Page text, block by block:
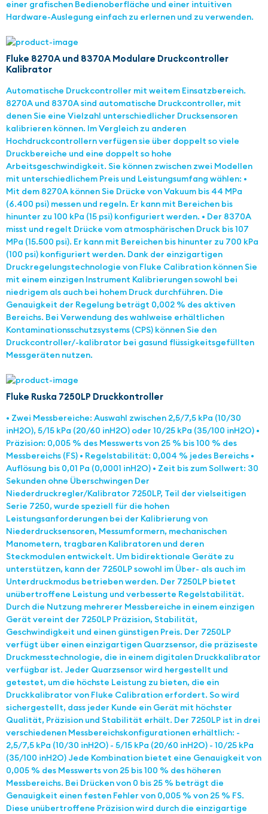
einer grafischen Bedienoberfläche und einer intuitiven
Hardware-Auslegung einfach zu erlernen und zu verwenden.
Fluke 8270A und 8370A Modulare Druckcontroller
Kalibrator
Automatische Druckcontroller mit weitem Einsatzbereich.
8270A und 8370A sind automatische Druckcontroller, mit
denen Sie eine Vielzahl unterschiedlicher Drucksensoren
kalibrieren können. Im Vergleich zu anderen
Hochdruckcontrollern verfügen sie über doppelt so viele
Druckbereiche und eine doppelt so hohe
Arbeitsgeschwindigkeit. Sie können zwischen zwei Modellen
mit unterschiedlichem Preis und Leistungsumfang wählen: •
Mit dem 8270A können Sie Drücke von Vakuum bis 44 MPa
(6.400 psi) messen und regeln. Er kann mit Bereichen bis
hinunter zu 100 kPa (15 psi) konfiguriert werden. • Der 8370A
misst und regelt Drücke vom atmosphärischen Druck bis 107
MPa (15.500 psi). Er kann mit Bereichen bis hinunter zu 700 kPa
(100 psi) konfiguriert werden. Dank der einzigartigen
Druckregelungstechnologie von Fluke Calibration können Sie
mit einem einzigen Instrument Kalibrierungen sowohl bei
niedrigem als auch bei hohem Druck durchführen. Die
Genauigkeit der Regelung beträgt 0,002 % des aktiven
Bereichs. Bei Verwendung des wahlweise erhältlichen
Kontaminationsschutzsystems (CPS) können Sie den
Druckcontroller/-kalibrator bei gasund flüssigkeitsgefüllten
Messgeräten nutzen.
Fluke Ruska 7250LP Druckkontroller
• Zwei Messbereiche: Auswahl zwischen 2,5/7,5 kPa (10/30
inH2O), 5/15 kPa (20/60 inH2O) oder 10/25 kPa (35/100 inH2O) •
Präzision: 0,005 % des Messwerts von 25 % bis 100 % des
Messbereichs (FS) • Regelstabilität: 0,004 % jedes Bereichs •
Auflösung bis 0,01 Pa (0,0001 inH2O) • Zeit bis zum Sollwert: 30
Sekunden ohne Überschwingen Der
Niederdruckregler/Kalibrator 7250LP, Teil der vielseitigen
Serie 7250, wurde speziell für die hohen
Leistungsanforderungen bei der Kalibrierung von
Niederdrucksensoren, Messumformern, mechanischen
Manometern, tragbaren Kalibratoren und deren
Steckmodulen entwickelt. Um bidirektionale Geräte zu
unterstützen, kann der 7250LP sowohl im Über- als auch im
Unterdruckmodus betrieben werden. Der 7250LP bietet
unübertroffene Leistung und verbesserte Regelstabilität.
Durch die Nutzung mehrerer Messbereiche in einem einzigen
Gerät vereint der 7250LP Präzision, Stabilität,
Geschwindigkeit und einen günstigen Preis. Der 7250LP
verfügt über einen einzigartigen Quarzsensor, die präziseste
Druckmesstechnologie, die in einem digitalen Druckkalibrator
verfügbar ist. Jeder Quarzsensor wird hergestellt und
getestet, um die höchste Leistung zu bieten, die ein
Druckkalibrator von Fluke Calibration erfordert. So wird
sichergestellt, dass jeder Kunde ein Gerät mit höchster
Qualität, Präzision und Stabilität erhält. Der 7250LP ist in drei
verschiedenen Messbereichskonfigurationen erhältlich: -
2,5/7,5 kPa (10/30 inH2O) - 5/15 kPa (20/60 inH2O) - 10/25 kPa
(35/100 inH2O) Jede Kombination bietet eine Genauigkeit von
0,005 % des Messwerts von 25 bis 100 % des höheren
Messbereichs. Bei Drücken von 0 bis 25 % beträgt die
Genauigkeit einen festen Fehler von 0,005 % von 25 % FS.
Diese unübertroffene Präzision wird durch die einzigartige